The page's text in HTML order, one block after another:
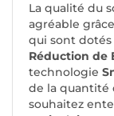
La qualité du
agréable
qui sont
Réduction de
technologie
de la quantité
souhaitez